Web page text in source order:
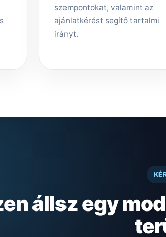
szempontokat, valamint az
ajánlatkérést segítő tartalmi
irányt.
állsz egy